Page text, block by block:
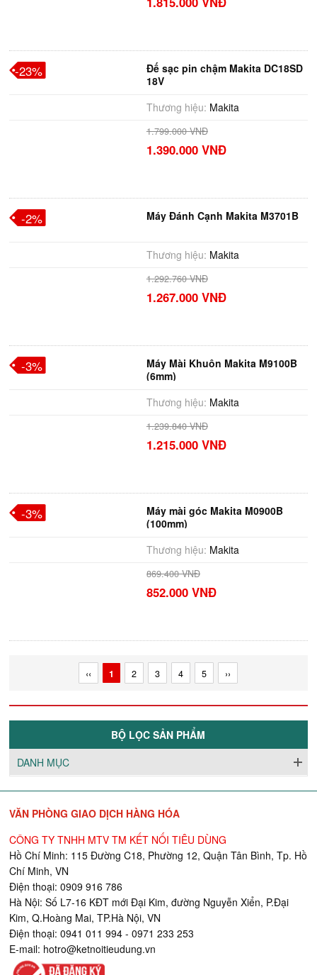
Đế sạc pin chậm Makita DC18SD
18V
Thương hiệu: Makita
1.799.000 VNĐ
1.390.000 VNĐ
-23%
Máy Đánh Cạnh Makita M3701B
Thương hiệu: Makita
1.292.760 VNĐ
1.267.000 VNĐ
-2%
Máy Mài Khuôn Makita M9100B
(6mm)
Thương hiệu: Makita
1.239.840 VNĐ
1.215.000 VNĐ
-3%
Máy mài góc Makita M0900B
(100mm)
Thương hiệu: Makita
869.400 VNĐ
852.000 VNĐ
-3%
‹‹ 1 2 3 4 5 ››
BỘ LỌC SẢN PHẨM
DANH MỤC
VĂN PHÒNG GIAO DỊCH HÀNG HÓA
CÔNG TY TNHH MTV TM KẾT NỐI TIÊU DÙNG
Hồ Chí Minh: 115 Đường C18, Phường 12, Quận Tân Bình, Tp. Hồ
Chí Minh, VN
Điện thoại: 0909 916 786
Hà Nội: Số L7-16 KĐT mới Đại Kim, đường Nguyễn Xiển, P.Đại
Kim, Q.Hoàng Mai, TP.Hà Nội, VN
Điện thoại: 0941 011 994 - 0971 233 253
E-mail: hotro@ketnoitieudung.vn